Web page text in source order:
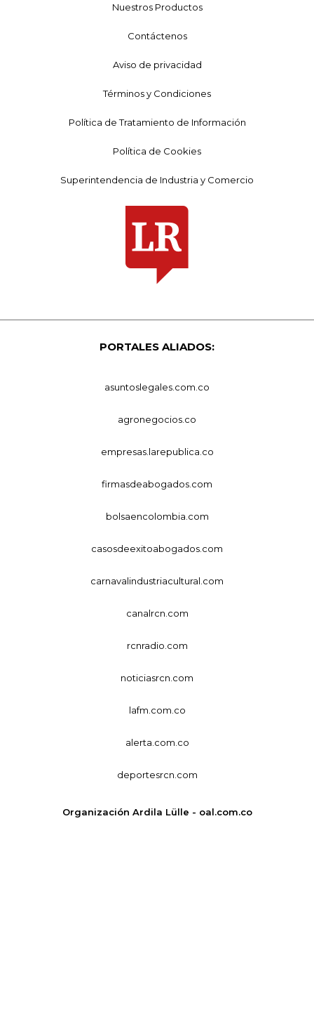
Nuestros Productos
Contáctenos
Aviso de privacidad
Términos y Condiciones
Política de Tratamiento de Información
Política de Cookies
Superintendencia de Industria y Comercio
PORTALES ALIADOS:
asuntoslegales.com.co
agronegocios.co
empresas.larepublica.co
firmasdeabogados.com
bolsaencolombia.com
casosdeexitoabogados.com
carnavalindustriacultural.com
canalrcn.com
rcnradio.com
noticiasrcn.com
lafm.com.co
alerta.com.co
deportesrcn.com
Organización Ardila Lülle - oal.com.co